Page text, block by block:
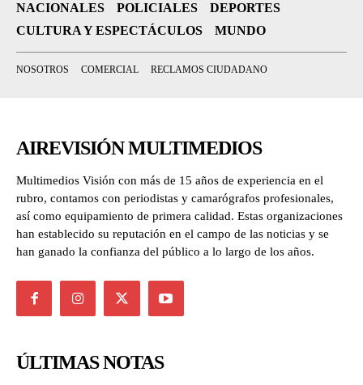
NACIONALES
POLICIALES
DEPORTES
CULTURA Y ESPECTÁCULOS
MUNDO
NOSOTROS COMERCIAL RECLAMOS CIUDADANO
AIREVISIÓN MULTIMEDIOS
Multimedios Visión con más de 15 años de experiencia en el
rubro, contamos con periodistas y camarógrafos profesionales,
así como equipamiento de primera calidad. Estas organizaciones
han establecido su reputación en el campo de las noticias y se
han ganado la confianza del público a lo largo de los años.
ÚLTIMAS NOTAS